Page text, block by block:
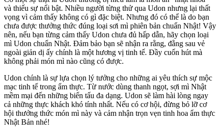
và thiếu sự nổi bật. Nhiều người từng thử qua Udon nhưng lại thất
vọng vì cảm thấy không có gì đặc biệt. Nhưng đó có thể là do bạn
chưa được thưởng thức đúng loại sơi mì phiên bản chuẩn Nhật! Vậy
nên, nếu bạn từng cảm thấy Udon chưa đủ hấp dẫn, hãy chọn loại
mì Udon chuẩn Nhật. Đảm bảo bạn sẽ nhận ra rằng, đằng sau vẻ
ngoài giản dị ấy chính là một hương vị tinh tế. Đầy cuốn hút mà
không phải món mì nào cũng có được.
Udon chính là sự lựa chọn lý tưởng cho những ai yêu thích sự mộc
mạc tinh tế trong ẩm thực. Từ nước dùng thanh ngọt, sợi mì Nhật
mềm mại đến những biến tấu đa dạng. Udon sẽ làm hài lòng ngay
cả những thực khách khó tính nhất. Nếu có cơ hội, đừng bỏ lỡ cơ
hội thưởng thức món mì này và cảm nhận trọn vẹn tinh hoa ẩm thực
Nhật Bản nhé!